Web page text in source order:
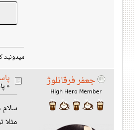
میدونید
جعفر فرقانلوژ
High Hero Member
«